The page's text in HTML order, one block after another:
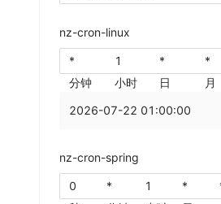
nz-cron-linux
分钟 小时 日 月
2026-07-22 01:00:00
nz-cron-spring